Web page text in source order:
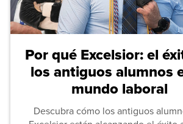
Por qué Excelsior: el
los antiguos alumnos
mundo laboral
Descubra cómo los antiguos